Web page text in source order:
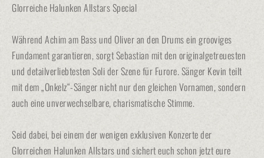
Glorreiche Halunken Allstars Special
Während Achim am Bass und Oliver an den Drums ein grooviges
Fundament garantieren, sorgt Sebastian mit den originalgetreuesten
und detailverliebtesten Soli der Szene für Furore. Sänger Kevin teilt
mit dem „Onkelz“-Sänger nicht nur den gleichen Vornamen, sondern
auch eine unverwechselbare, charismatische Stimme.
Seid dabei, bei einem der wenigen exklusiven Konzerte der
Glorreichen Halunken Allstars und sichert euch schon jetzt eure